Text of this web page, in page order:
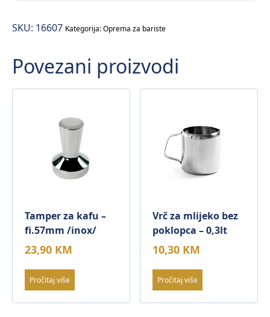
80ml
SKU: 16607 Kategorija:Oprema za bariste
Povezani proizvodi
Tamper za kafu –
fi.57mm /inox/
23,90 KM
Pročitaj više
Vrč za mlijeko bez
poklopca – 0,3lt
10,30 KM
Pročitaj više